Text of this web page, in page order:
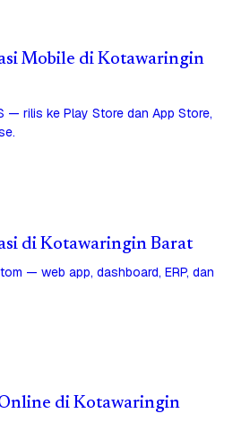
Mobile di Kotawaringin
— rilis ke Play Store dan App Store,
di Kotawaringin Barat
— web app, dashboard, ERP, dan
di Kotawaringin